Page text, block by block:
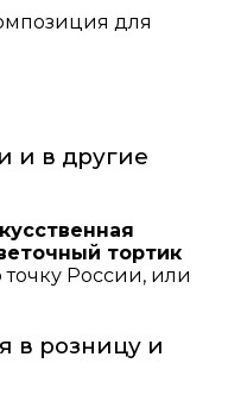
для
и в другие
тортик
России, или
в розницу и